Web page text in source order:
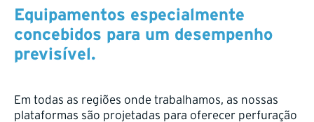
Equipamentos especialmente
concebidos para um desempenho
previsível.
Em todas as regiões onde trabalhamos, as nossas
plataformas são projetadas para oferecer perfuração